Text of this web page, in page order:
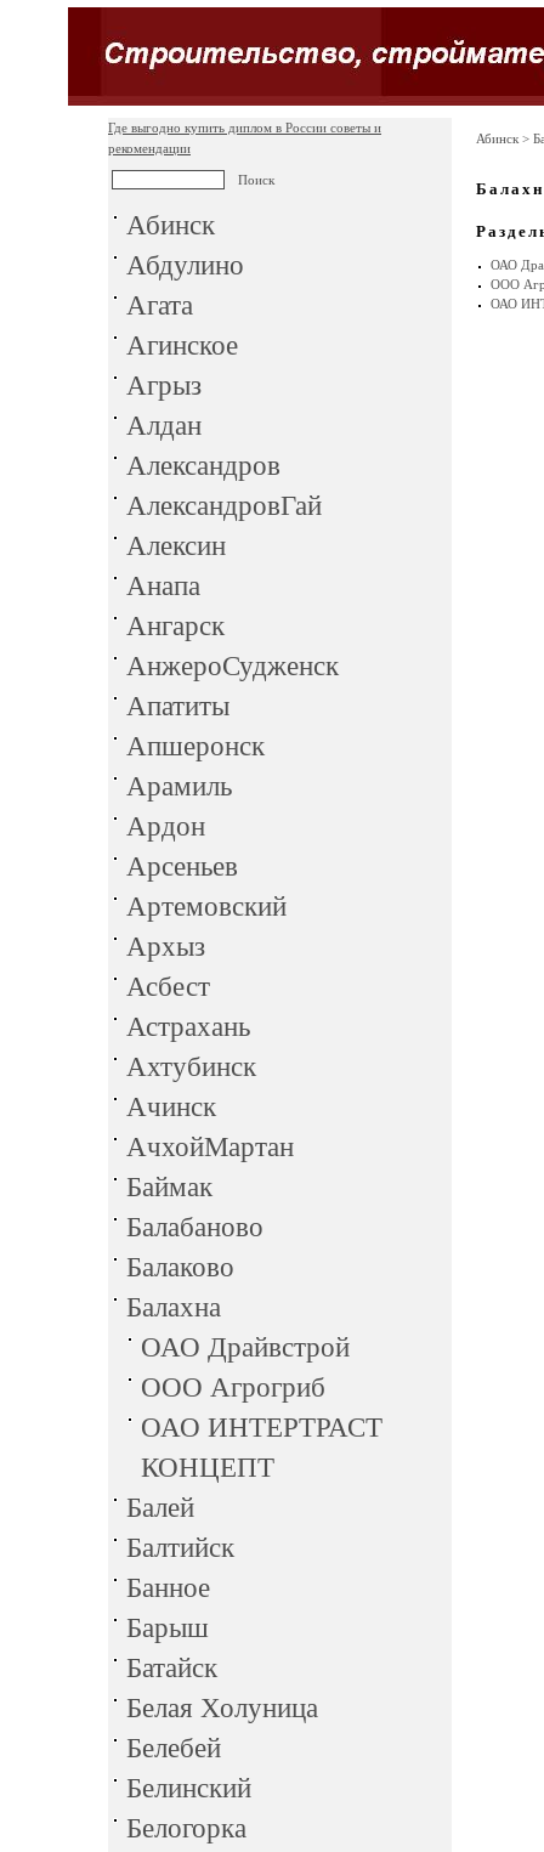
Где выгодно купить диплом в России советы и
рекомендации
Абинск
Абдулино
Агата
Агинское
Агрыз
Алдан
Александров
АлександровГай
Алексин
Анапа
Ангарск
АнжероСудженск
Апатиты
Апшеронск
Арамиль
Ардон
Арсеньев
Артемовский
Архыз
Асбест
Астрахань
Ахтубинск
Ачинск
АчхойМартан
Баймак
Балабаново
Балаково
Балахна
ОАО Драйвстрой
ООО Агрогриб
ОАО ИНТЕРТРАСТ
КОНЦЕПТ
Балей
Балтийск
Банное
Барыш
Батайск
Белая Холуница
Белебей
Белинский
Белогорка
Абинск >
ОАО
ООО
ОАО